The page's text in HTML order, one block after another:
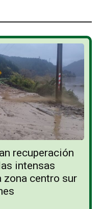
recuperación
intensas
zona centro sur